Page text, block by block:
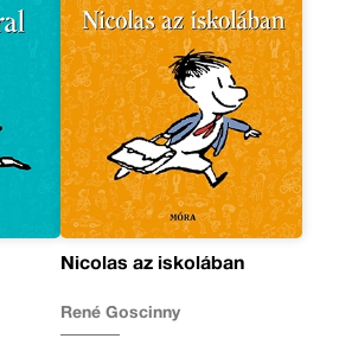
Nicolas az iskolában
René Goscinny